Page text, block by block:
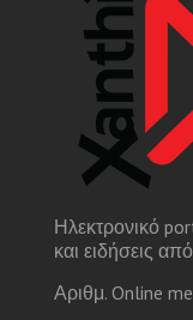
Ηλεκτρονικό
και ειδήσεις
Αριθμ. Online